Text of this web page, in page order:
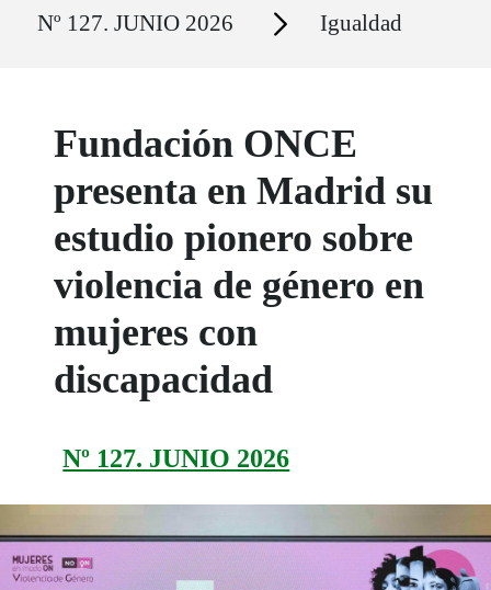
Nº 127. JUNIO 2026 Secciones Igualdad
Fundación ONCE
presenta en Madrid su
estudio pionero sobre
violencia de género en
mujeres con
discapacidad
Nº 127. JUNIO 2026